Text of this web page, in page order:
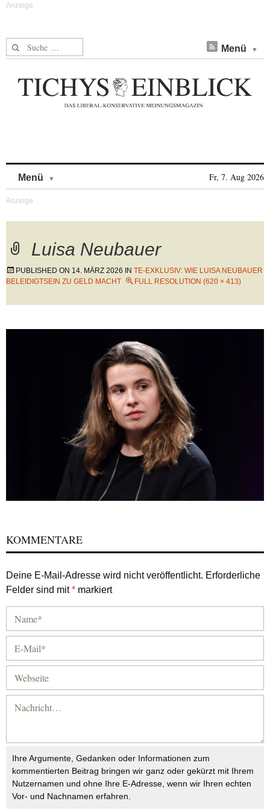
Suche nach: Menü
Menü Fr, 7. Aug 2026
Luisa Neubauer
PUBLISHED ON 14. MÄRZ 2026 IN TE-EXKLUSIV: WIE LUISA NEUBAUER
BELEIDIGTSEIN ZU GELD MACHT
FULL RESOLUTION (620 × 413)
KOMMENTARE
Deine E-Mail-Adresse wird nicht veröffentlicht. Erforderliche
Felder sind mit* markiert
Ihre Argumente, Gedanken oder Informationen zum
kommentierten Beitrag bringen wir ganz oder gekürzt mit Ihrem
Nutzernamen und ohne Ihre E-Adresse, wenn wir Ihren echten
Vor- und Nachnamen erfahren.